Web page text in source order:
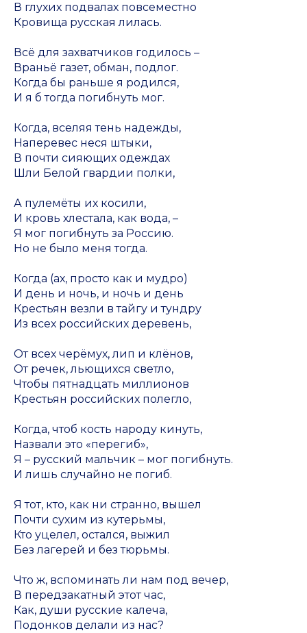
В глухих подвалах повсеместно
Кровища русская лилась.
Всё для захватчиков годилось –
Враньё газет, обман, подлог.
Когда бы раньше я родился,
И я б тогда погибнуть мог.
Когда, вселяя тень надежды,
Наперевес неся штыки,
В почти сияющих одеждах
Шли Белой гвардии полки,
А пулемёты их косили,
И кровь хлестала, как вода, –
Я мог погибнуть за Россию.
Но не было меня тогда.
Когда (ах, просто как и мудро)
И день и ночь, и ночь и день
Крестьян везли в тайгу и тундру
Из всех российских деревень,
От всех черёмух, лип и клёнов,
От речек, льющихся светло,
Чтобы пятнадцать миллионов
Крестьян российских полегло,
Когда, чтоб кость народу кинуть,
Назвали это «перегиб»,
Я – русский мальчик – мог погибнуть.
И лишь случайно не погиб.
Я тот, кто, как ни странно, вышел
Почти сухим из кутерьмы,
Кто уцелел, остался, выжил
Без лагерей и без тюрьмы.
Что ж, вспоминать ли нам под вечер,
В передзакатный этот час,
Как, души русские калеча,
Подонков делали из нас?